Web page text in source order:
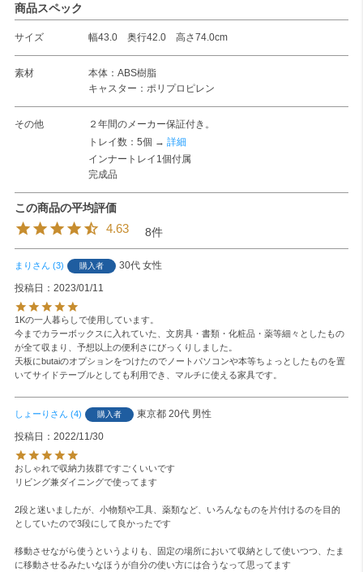
商品スペック
サイズ 幅43.0 奥行42.0 高さ74.0cm
素材
本体：ABS樹脂
キャスター：ポリプロピレン
その他
２年間のメーカー保証付き。
トレイ数：5個 → 詳細
インナートレイ1個付属
完成品
4.63 8
まり 3 購入者 30代 女性
投稿日
2023/01/11
1Kの一人暮らしで使用しています。
今までカラーボックスに入れていた、文房具・書類・化粧品・薬等細々としたもの
が全て収まり、予想以上の便利さにびっくりしました。
天板にbutaiのオプションをつけたのでノートパソコンや本等ちょっとしたものを置
いてサイドテーブルとしても利用でき、マルチに使える家具です。
しょーり 4 購入者 東京都 20代 男性
投稿日
2022/11/30
おしゃれで収納力抜群ですごくいいです
リビング兼ダイニングで使ってます
2段と迷いましたが、小物類や工具、薬類など、いろんなものを片付けるのを目的
としていたので3段にして良かったです
移動させながら使うというよりも、固定の場所において収納として使いつつ、たま
に移動させるみたいなほうが自分の使い方には合うなって思ってます